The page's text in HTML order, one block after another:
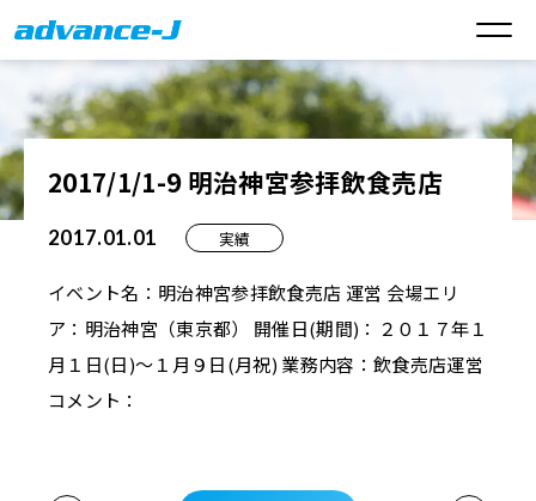
2017/1/1-9 明治神宮参拝飲食売店
2017.01.01 実績
イベント名：明治神宮参拝飲食売店 運営 会場エリ
ア：明治神宮（東京都） 開催日(期間)：２０１７年１
月１日(日)～１月９日(月祝) 業務内容：飲食売店運営
コメント：